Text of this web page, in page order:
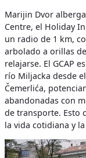
Marijin Dvor
Centre, el Holiday
un radio de 1 km,
arbolado a orillas
relajarse. El GCAP
río Miljacka desde
Čemerlića,
abandonadas con
de transporte. Esto
la vida cotidiana y